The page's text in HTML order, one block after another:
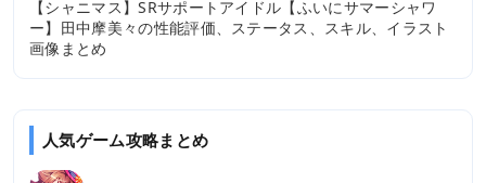
【シャニマス】SRサポートアイドル【ふいにサマーシャワ
ー】田中摩美々の性能評価、ステータス、スキル、イラスト
画像まとめ
人気ゲーム攻略まとめ